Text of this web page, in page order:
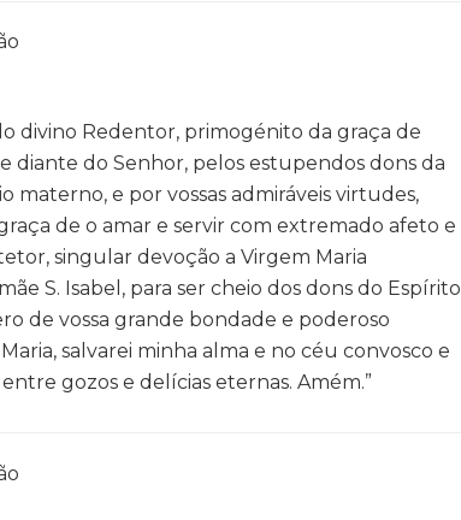
divino Redentor, primogénito da graça de
diante do Senhor, pelos estupendos dons da
e por vossas admiráveis virtudes,
de o amar e servir com extremado afeto e
singular devoção a Virgem Maria
S. Isabel, para ser cheio dos dons do Espírito
de vossa grande bondade e poderoso
salvarei minha alma e no céu convosco e
gozos e delícias eternas. Amém.”